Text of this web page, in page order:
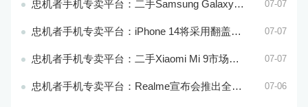
忠机者手机专卖平台：二手Samsung Galaxy M21市场价格相对稳定 07-07
忠机者手机专卖平台：iPhone 14将采用翻盖式设计？ 07-07
忠机者手机专卖平台：二手Xiaomi Mi 9市场价格相对稳定 07-07
忠机者手机专卖平台：Realme宣布会推出全新Realme X10 Max 5G 07-06